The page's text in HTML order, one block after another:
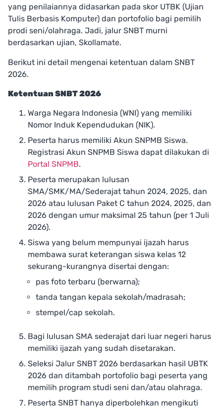
yang penilaiannya didasarkan pada skor UTBK (Ujian
Tulis Berbasis Komputer) dan portofolio bagi pemilih
prodi seni/olahraga. Jadi, jalur SNBT murni
berdasarkan ujian, Skollamate.
Berikut ini detail mengenai ketentuan dalam SNBT
2026.
Ketentuan SNBT 2026
Warga Negara Indonesia (WNI) yang memiliki
Nomor Induk Kependudukan (NIK).
Peserta harus memiliki Akun SNPMB Siswa.
Registrasi Akun SNPMB Siswa dapat dilakukan di
Portal SNPMB.
Peserta merupakan lulusan
SMA/SMK/MA/Sederajat tahun 2024, 2025, dan
2026 atau lulusan Paket C tahun 2024, 2025, dan
2026 dengan umur maksimal 25 tahun (per 1 Juli
2026).
Siswa yang belum mempunyai ijazah harus
membawa surat keterangan siswa kelas 12
sekurang-kurangnya disertai dengan:
pas foto terbaru (berwarna);
tanda tangan kepala sekolah/madrasah;
stempel/cap sekolah.
Bagi lulusan SMA sederajat dari luar negeri harus
memiliki ijazah yang sudah disetarakan.
Seleksi Jalur SNBT 2026 berdasarkan hasil UBTK
2026 dan ditambah portofolio bagi peserta yang
memilih program studi seni dan/atau olahraga.
Peserta SNBT hanya diperbolehkan mengikuti